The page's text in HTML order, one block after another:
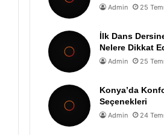
Admin 25
İlk Dans
Nelere Dikkat
Admin 25
Konya’da
Seçenekleri
Admin 24